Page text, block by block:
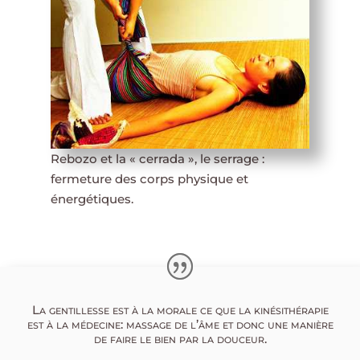
Rebozo et la « cerrada », le serrage :
fermeture des corps physique et
énergétiques.
La gentillesse est à la morale ce que la kinésithérapie
est à la médecine: massage de l’âme et donc une manière
de faire le bien par la douceur.